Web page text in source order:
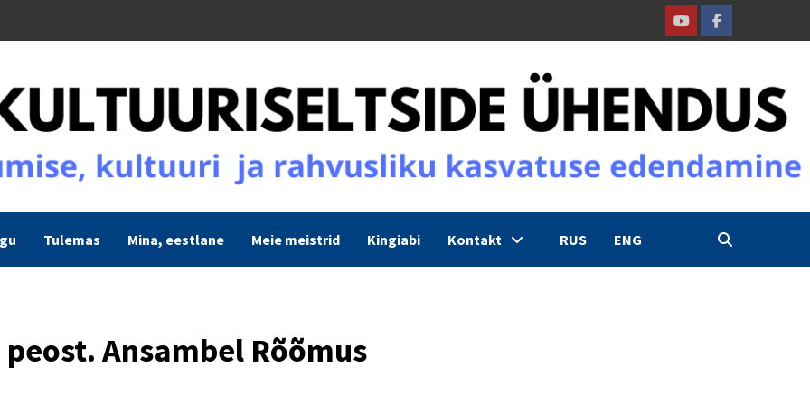
YoutubeFacebook
Tulemas Mina, eestlane Meie meistrid Kingiabi Kontakt RUS ENG
Ansambel Rõõmus